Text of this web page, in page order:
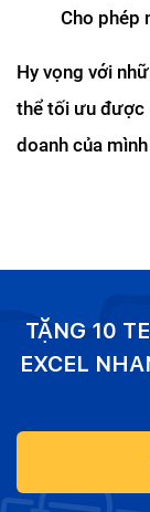
Cho phép
Hy vọng với
thể tối ưu được
doanh của
TẶNG 10
EXCEL